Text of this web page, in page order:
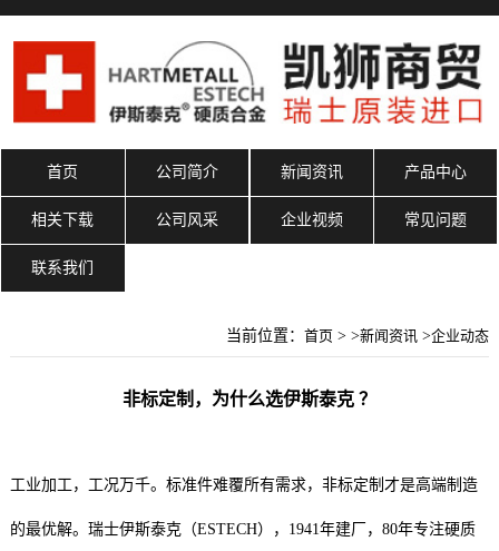
首页 公司简介 新闻资讯 产品中心
相关下载 公司风采 企业视频 常见问题
联系我们
当前位置：首页 > >新闻资讯 >企业动态
非标定制，为什么选伊斯泰克 ？
工业加工，工况万千。标准件难覆所有需求，非标定制才是高端制造
的最优解。瑞士伊斯泰克（ESTECH），1941年建厂，80年专注硬质